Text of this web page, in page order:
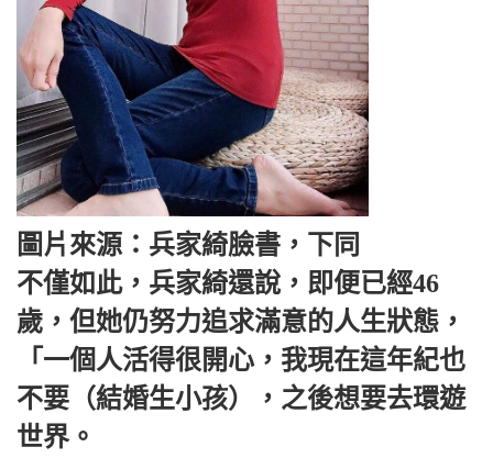
圖片來源：兵家綺臉書，下同
不僅如此，兵家綺還說，即便已經46
歲，但她仍努力追求滿意的人生狀態，
「一個人活得很開心，我現在這年紀也
不要（結婚生小孩），之後想要去環遊
世界。